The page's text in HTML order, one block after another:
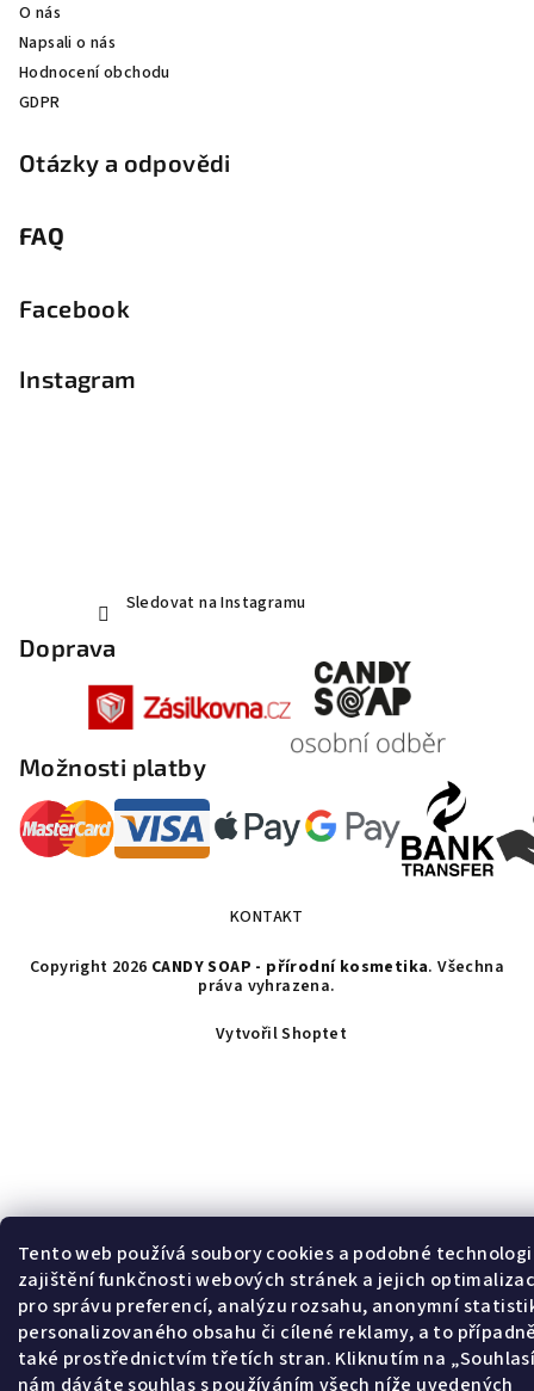
Tento web používá soubory cookies a podobné
zajištění funkčnosti webových stránek a jejich
pro správu preferencí, analýzu rozsahu, anonymní
personalizovaného obsahu či cílené reklamy, a to
také prostřednictvím třetích stran. Kliknutím na
nám dáváte souhlas s používáním všech níže uvedených
O nás
Napsali o nás
Hodnocení obchodu
GDPR
Otázky a odpovědi
FAQ
Facebook
Instagram
Sledovat na Instagramu
Doprava
Možnosti platby
KONTAKT
Copyright 2026 CANDY SOAP - přírodní kosmetika. Všechna
práva vyhrazena.
Vytvořil Shoptet